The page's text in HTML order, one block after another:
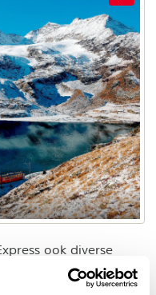
ook diverse
Tijdens de reis kun je
St. Moritz, een